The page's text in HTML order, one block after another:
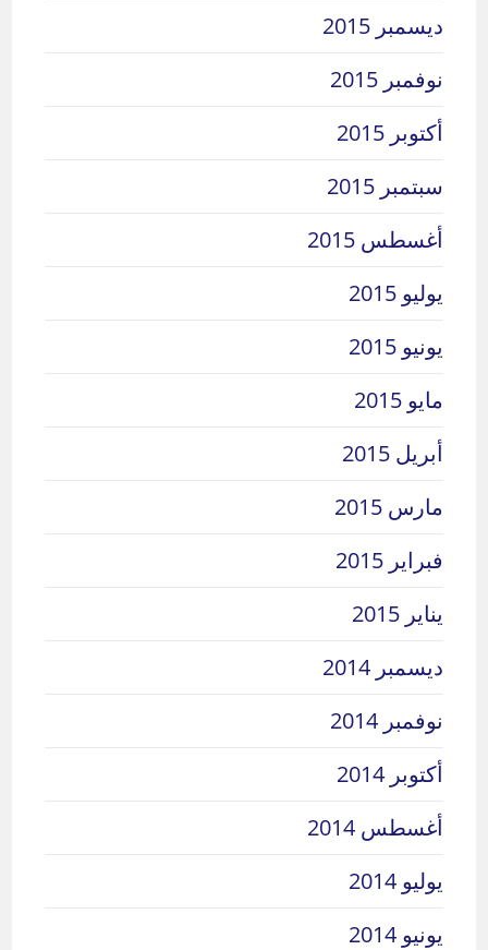
ديسمبر 2015
نوفمبر 2015
أكتوبر 2015
سبتمبر 2015
أغسطس 2015
يوليو 2015
يونيو 2015
مايو 2015
أبريل 2015
مارس 2015
فبراير 2015
يناير 2015
ديسمبر 2014
نوفمبر 2014
أكتوبر 2014
أغسطس 2014
يوليو 2014
يونيو 2014